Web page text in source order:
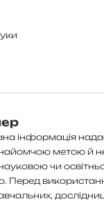
інформація
метою й
чи
Перед